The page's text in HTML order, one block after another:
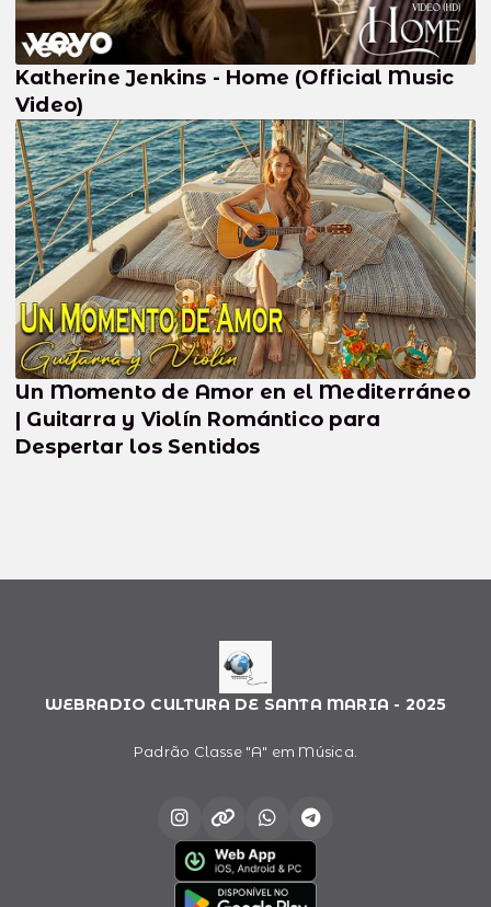
Katherine Jenkins - Home (Official Music
Video)
Un Momento de Amor en el Mediterráneo
| Guitarra y Violín Romántico para
Despertar los Sentidos
WEBRADIO CULTURA DE SANTA MARIA - 2025
Padrão Classe "A" em Música.